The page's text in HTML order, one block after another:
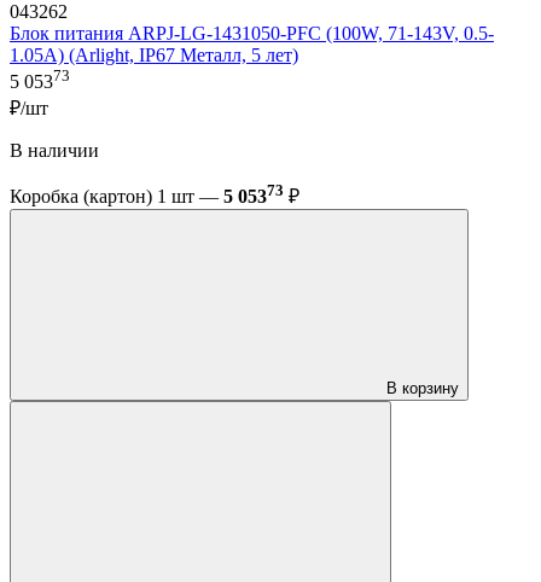
043262
Блок питания ARPJ-LG-1431050-PFC (100W, 71-143V, 0.5-
1.05A) (Arlight, IP67 Металл, 5 лет)
5 05373
₽/шт
В наличии
Коробка (картон) 1 шт — 5 05373 ₽
В корзину